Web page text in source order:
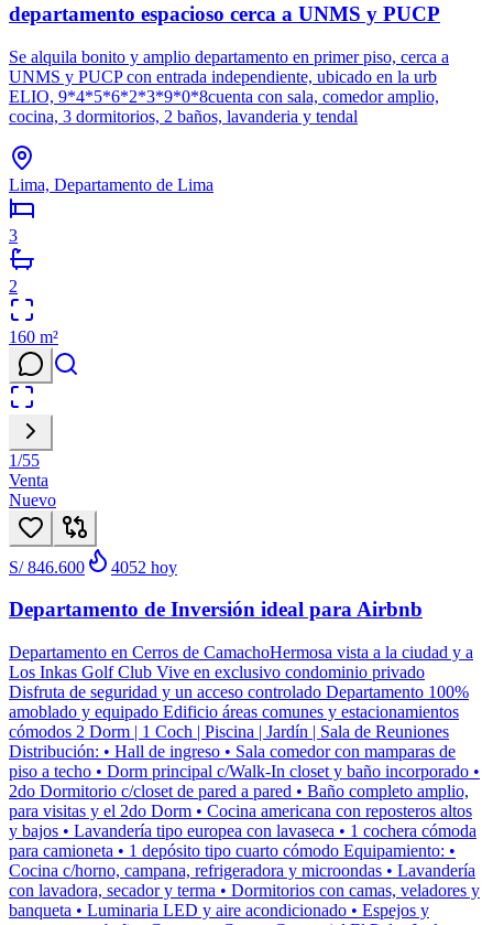
departamento espacioso cerca a UNMS y PUCP
Se alquila bonito y amplio departamento en primer piso, cerca a
UNMS y PUCP con entrada independiente, ubicado en la urb
ELIO, 9*4*5*6*2*3*9*0*8cuenta con sala, comedor amplio,
cocina, 3 dormitorios, 2 baños, lavanderia y tendal
Lima, Departamento de Lima
3
2
160 m²
1/55
Venta
Nuevo
S/ 846.600 4052 hoy
Departamento de Inversión ideal para Airbnb
Departamento en Cerros de CamachoHermosa vista a la ciudad y a
Los Inkas Golf Club Vive en exclusivo condominio privado
Disfruta de seguridad y un acceso controlado Departamento 100%
amoblado y equipado Edificio áreas comunes y estacionamientos
cómodos 2 Dorm | 1 Coch | Piscina | Jardín | Sala de Reuniones
Distribución: • Hall de ingreso • Sala comedor con mamparas de
piso a techo • Dorm principal c/Walk-In closet y baño incorporado •
2do Dormitorio c/closet de pared a pared • Baño completo amplio,
para visitas y el 2do Dorm • Cocina americana con reposteros altos
y bajos • Lavandería tipo europea con lavaseca • 1 cochera cómoda
para camioneta • 1 depósito tipo cuarto cómodo Equipamiento: •
Cocina c/horno, campana, refrigeradora y microondas • Lavandería
con lavadora, secador y terma • Dormitorios con camas, veladores y
banqueta • Luminaria LED y aire acondicionado • Espejos y